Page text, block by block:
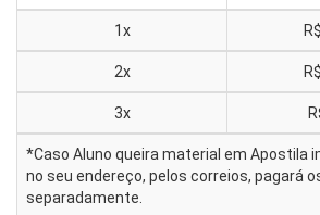
1x R$
2x R$
3x
*Caso Aluno queira material em Apostila
no seu endereço, pelos correios, pagará
separadamente.